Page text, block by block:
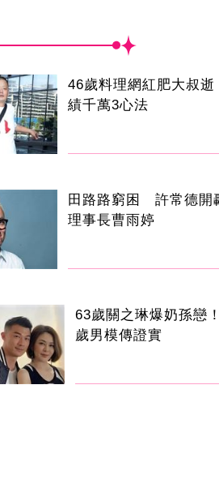
46歲料理網紅肥大叔逝
績千萬3心法
田路路窮困 許常德開
理事長曹雨婷
63歲關之琳爆奶孫戀
歲男模傳證實